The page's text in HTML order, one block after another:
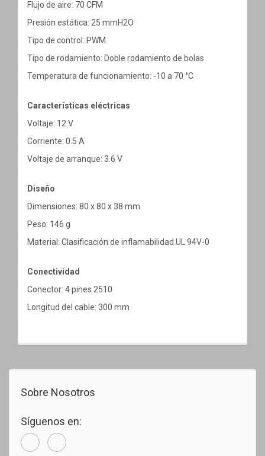
Flujo de aire: 70 CFM
Presión estática: 25 mmH2O
Tipo de control: PWM
Tipo de rodamiento: Doble rodamiento de bolas
Temperatura de funcionamiento: -10 a 70 °C
Características eléctricas
Voltaje: 12 V
Corriente: 0.5 A
Voltaje de arranque: 3.6 V
Diseño
Dimensiones: 80 x 80 x 38 mm
Peso: 146 g
Material: Clasificación de inflamabilidad UL 94V-0
Conectividad
Conector: 4 pines 2510
Longitud del cable: 300 mm
Sobre Nosotros
Síguenos en: